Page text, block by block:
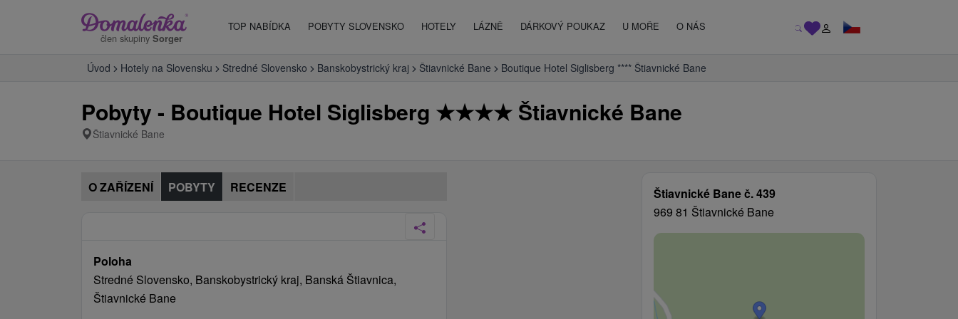
člen skupiny Sorger
TOP NABÍDKA POBYTY SLOVENSKO HOTELY LÁZNĚ DÁRKOVÝ POUKAZ U MOŘE O NÁS
Úvod Hotely na Slovensku Stredné Slovensko Banskobystrický kraj Štiavnické Bane Boutique Hotel Siglisberg **** Štiavnické Bane
Pobyty - Boutique Hotel Siglisberg ★★★★ Štiavnické Bane
Štiavnické Bane
Štiavnické Bane č. 439
969 81 Štiavnické Bane
O ZAŘÍZENÍ POBYTY RECENZE
Poloha
Stredné Slovensko, Banskobystrický kraj, Banská Štiavnica,
Štiavnické Bane